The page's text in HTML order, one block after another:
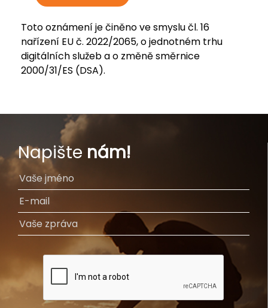
Toto oznámení je činěno ve smyslu čl. 16
nařízení EU č. 2022/2065, o jednotném trhu
digitálních služeb a o změně směrnice
2000/31/ES (DSA).
Napište nám!